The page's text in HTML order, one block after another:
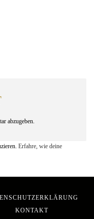
abzugeben.
Erfahre, wie deine
KONTAKT